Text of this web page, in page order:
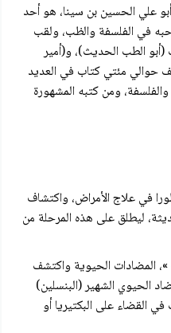
علي الحسين بن سینا، هو أحد
في الفلسفة والظب، ولقب
(أبو الطب الحديث)، و(أمير
حوالي مئتي كتاب في العديد
ومن كتبه المشهورة
في علاج الأمراض، واکتشاف
ليطلق على هذه المرحلة من
»، المضادات الحيوية واكتشف
الحيوي الشهير (البنسلين)
القضاء على البكتيريا أو